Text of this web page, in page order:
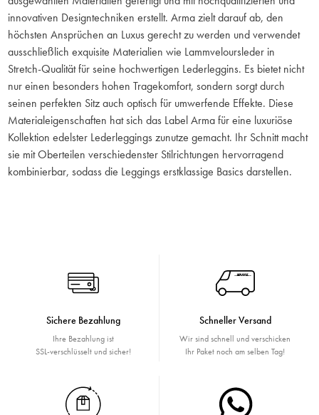
innovativen Designtechniken erstellt. Arma zielt darauf ab, den
höchsten Ansprüchen an Luxus gerecht zu werden und verwendet
ausschließlich exquisite Materialien wie Lammveloursleder in
Stretch-Qualität für seine hochwertigen Lederleggins. Es bietet nicht
nur einen besonders hohen Tragekomfort, sondern sorgt durch
seinen perfekten Sitz auch optisch für umwerfende Effekte. Diese
Materialeigenschaften hat sich das Label Arma für eine luxuriöse
Kollektion edelster Lederleggings zunutze gemacht. Ihr Schnitt macht
sie mit Oberteilen verschiedenster Stilrichtungen hervorragend
kombinierbar, sodass die Leggings erstklassige Basics darstellen.
Sichere Bezahlung
Ihre Bezahlung ist
SSL-verschlüsselt und sicher!
Schneller Versand
Wir sind schnell und verschicken
Ihr Paket noch am selben Tag!